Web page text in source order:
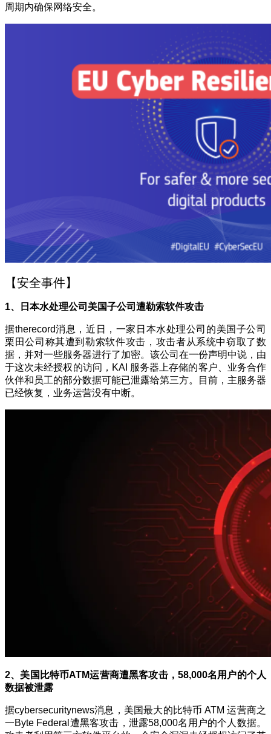
周期内确保网络安全。
【安全事件】
1、日本水处理公司美国子公司遭勒索软件攻击
据therecord消息，近日，一家日本水处理公司的美国子公司
栗田公司称其遭到勒索软件攻击，攻击者从系统中窃取了数
据，并对一些服务器进行了加密。该公司在一份声明中说，由
于这次未经授权的访问，KAI 服务器上存储的客户、业务合作
伙伴和员工的部分数据可能已泄露给第三方。目前，主服务器
已经恢复，业务运营没有中断。
2、美国比特币ATM运营商遭黑客攻击，58,000名用户的个人
数据被泄露
据cybersecuritynews消息，美国最大的比特币 ATM 运营商之
一Byte Federal遭黑客攻击，泄露58,000名用户的个人数据。